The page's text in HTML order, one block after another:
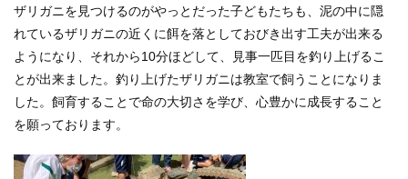
ザリガニを見つけるのがやっとだった子どもたちも、泥の中に隠
れているザリガニの近くに餌を落としておびき出す工夫が出来る
ようになり、それから10分ほどして、見事一匹目を釣り上げるこ
とが出来ました。釣り上げたザリガニは教室で飼うことになりま
した。飼育することで命の大切さを学び、心豊かに成長すること
を願っております。